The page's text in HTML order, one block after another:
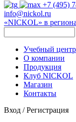
+7 (495)
info@nickol.ru
«NICKOL» в
Учебный центр
О компании
Продукция
Клуб NICKOL
Магазин
Контакты
Вход /Регистрация